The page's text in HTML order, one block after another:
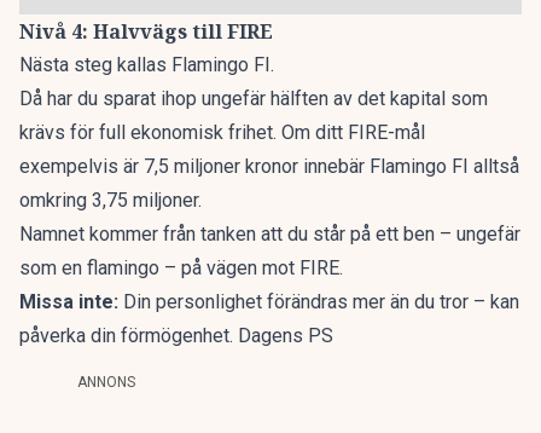
Nivå 4: Halvvägs till FIRE
Nästa steg kallas Flamingo FI.
Då har du sparat ihop ungefär hälften av det kapital som
krävs för full ekonomisk frihet. Om ditt FIRE-mål
exempelvis är 7,5 miljoner kronor innebär Flamingo FI alltså
omkring 3,75 miljoner.
Namnet kommer från tanken att du står på ett ben – ungefär
som en flamingo – på vägen mot FIRE.
Missa inte: Din personlighet förändras mer än du tror – kan
påverka din förmögenhet. Dagens PS
ANNONS